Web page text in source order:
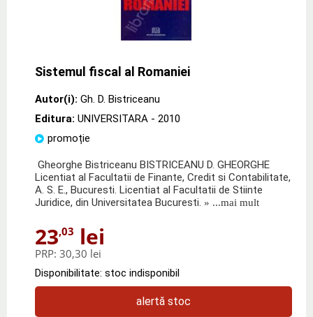
Sistemul fiscal al Romaniei
Autor(i): Gh. D. Bistriceanu
Editura: UNIVERSITARA - 2010
promoție
Gheorghe Bistriceanu BISTRICEANU D. GHEORGHE
Licentiat al Facultatii de Finante, Credit si Contabilitate,
A. S. E., Bucuresti. Licentiat al Facultatii de Stiinte
Juridice, din Universitatea Bucuresti. » ...mai mult
23,03 lei
PRP: 30,30 lei
Disponibilitate: stoc indisponibil
alertă stoc